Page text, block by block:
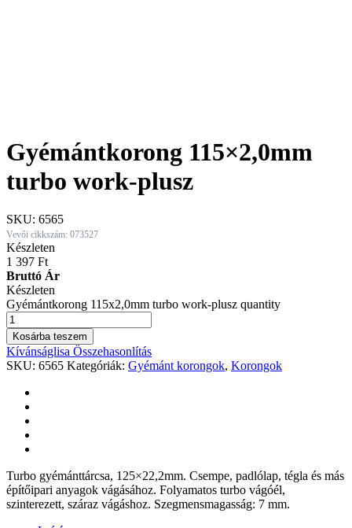
Gyémántkorong 115×2,0mm
turbo work-plusz
SKU: 6565
Vevői cikkszám: 073527
Készleten
1 397 Ft
Bruttó Ár
Készleten
Gyémántkorong 115x2,0mm turbo work-plusz quantity
Kosárba teszem
Kívánságlisa Összehasonlítás
SKU: 6565 Kategóriák: Gyémánt korongok, Korongok
Turbo gyémánttárcsa, 125×22,2mm. Csempe, padlólap, tégla és más
építőipari anyagok vágásához. Folyamatos turbo vágóél,
szinterezett, száraz vágáshoz. Szegmensmagasság: 7 mm.